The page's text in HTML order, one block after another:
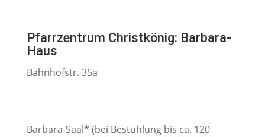
Pfarrzentrum Christkönig: Barbara-
Haus
Bahnhofstr. 35a
Barbara-Saal* (bei Bestuhlung bis ca. 120